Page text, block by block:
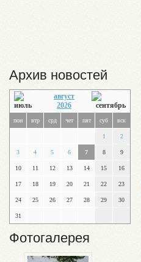
Архив новостей
август
2026
пон втр срд чет пят суб вск
1 2
3 4 5 6 7 8 9
10 11 12 13 14 15 16
17 18 19 20 21 22 23
24 25 26 27 28 29 30
31
Фотогалерея